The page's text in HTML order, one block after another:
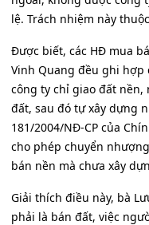
lệ. Trách nhiệm này
Được biết, các HĐ mua
Vinh Quang đều ghi
công ty chỉ giao đất
đất, sau đó tự xây dựng
181/2004/NĐ-CP của
cho phép chuyển
bán nền mà chưa xây
Giải thích điều này, bà
phải là bán đất, việc